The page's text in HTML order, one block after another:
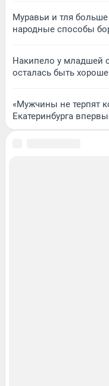
Муравьи и тля
народные способы
Накипело у младшей
осталась быть
«Мужчины не терпят
Екатеринбурга